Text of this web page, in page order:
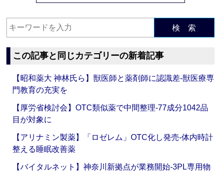
検 索
この記事と同じカテゴリーの新着記事
【昭和薬大 神林氏ら】獣医師と薬剤師に認識差‐獣医療専
門教育の充実を
【厚労省検討会】OTC類似薬で中間整理‐77成分1042品
目が対象に
【アリナミン製薬】「ロゼレム」OTC化し発売‐体内時計
整える睡眠改善薬
【バイタルネット】神奈川新拠点が業務開始‐3PL専用物